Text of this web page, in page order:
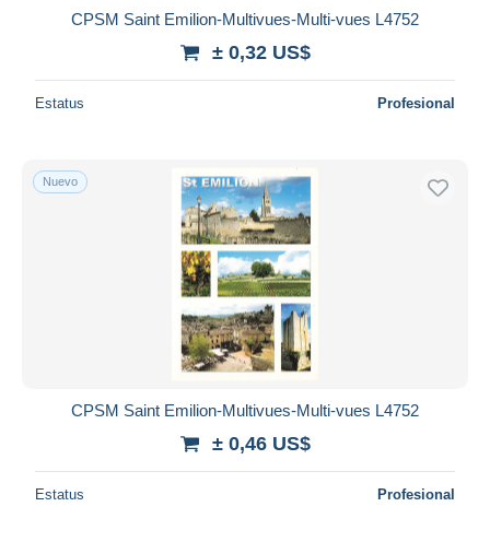
CPSM Saint Emilion-Multivues-Multi-vues L4752
± 0,32 US$
Estatus Profesional
Nuevo
CPSM Saint Emilion-Multivues-Multi-vues L4752
± 0,46 US$
Estatus Profesional